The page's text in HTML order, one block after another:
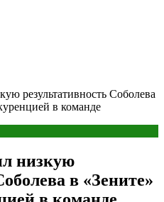
результативность Соболева
в команде
низкую
в «Зените»